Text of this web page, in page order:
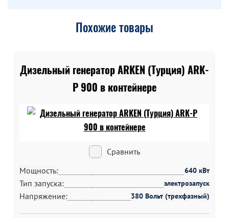
Похожие товары
Дизельный генератор ARKEN (Турция) ARK-
P 900 в контейнере
Сравнить
Мощность:
640 кВт
Тип запуска: электрозапуск
Напряжение: 380 Вольт (трехфазный)